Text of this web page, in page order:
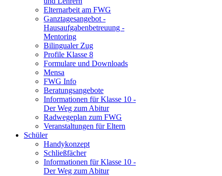
Elternarbeit am FWG
Ganztagesangebot -
Hausaufgabenbetreuung -
Mentoring
Bilingualer Zug
Profile Klasse 8
Formulare und Downloads
Mensa
FWG Info
Beratungsangebote
Informationen für Klasse 10 -
Der Weg zum Abitur
Radwegeplan zum FWG
Veranstaltungen für Eltern
Schüler
Handykonzept
Schließfächer
Informationen für Klasse 10 -
Der Weg zum Abitur